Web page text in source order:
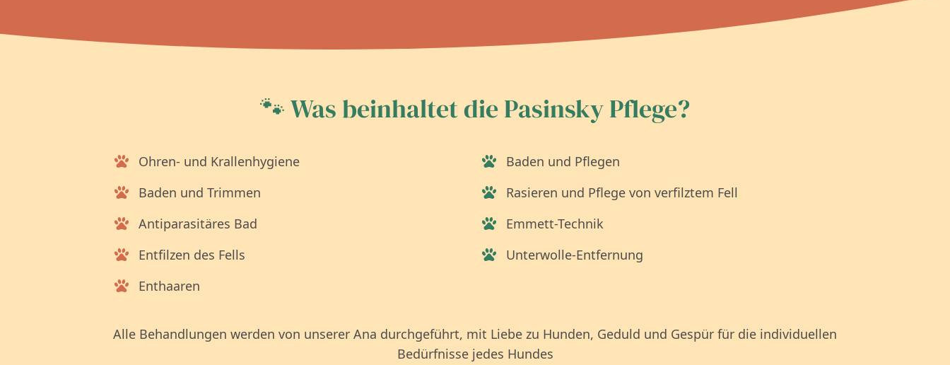
🐾 Was beinhaltet die Pasinsky Pflege?
Ohren- und Krallenhygiene
Baden und Pflegen
Baden und Trimmen
Rasieren und Pflege von verfilztem Fell
Antiparasitäres Bad
Emmett-Technik
Entfilzen des Fells
Unterwolle-Entfernung
Enthaaren
Alle Behandlungen werden von unserer Ana durchgeführt, mit Liebe zu Hunden, Geduld und Gespür für die individuellen
Bedürfnisse jedes Hundes